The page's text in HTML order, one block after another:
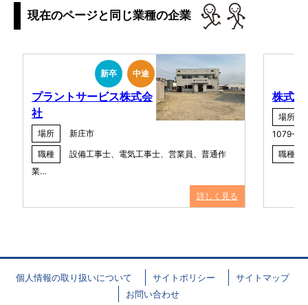
現在のページと同じ業種の企業
新卒 中途
プラントサービス株式会
社
場所
新庄市
職種
設備工事士、電気工事士、営業員、普通作
業…
詳しく見る
株式会
場所
1079-2）
職種
個人情報の取り扱いについて サイトポリシー
サイトマップ
お問い合わせ